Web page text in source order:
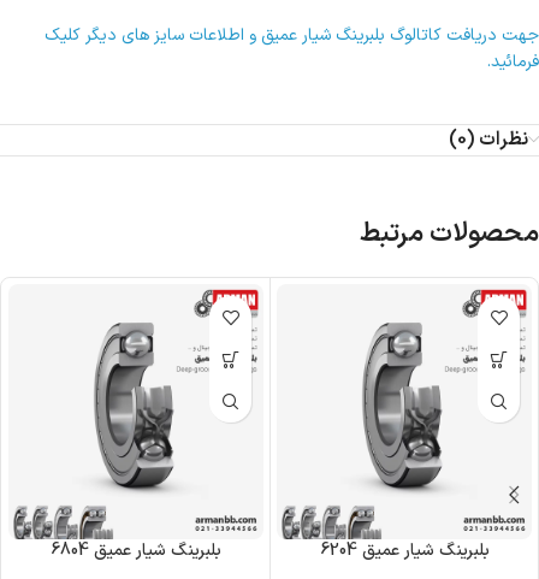
جهت دریافت کاتالوگ بلبرینگ شیار عمیق و اطلاعات سایز های دیگر کلیک
فرمائید.
نظرات (0)
محصولات مرتبط
بلبرینگ شیار عمیق 6204 بلبرینگ شیار عمیق 6804